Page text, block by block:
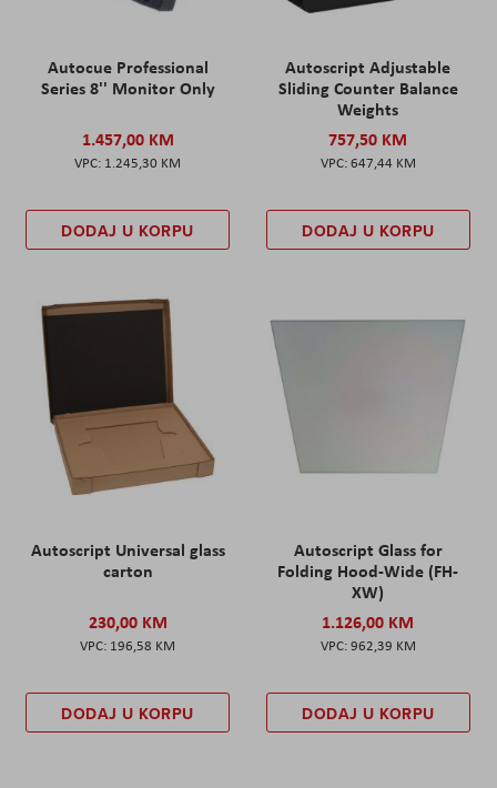
Autocue Professional
Series 8'' Monitor Only
1.457,00 KM
1.245,30 KM
DODAJ U KORPU
Autoscript Adjustable
Sliding Counter Balance
Weights
757,50 KM
647,44 KM
DODAJ U KORPU
Autoscript Universal glass
carton
230,00 KM
196,58 KM
DODAJ U KORPU
Autoscript Glass for
Folding Hood-Wide (FH-
XW)
1.126,00 KM
962,39 KM
DODAJ U KORPU